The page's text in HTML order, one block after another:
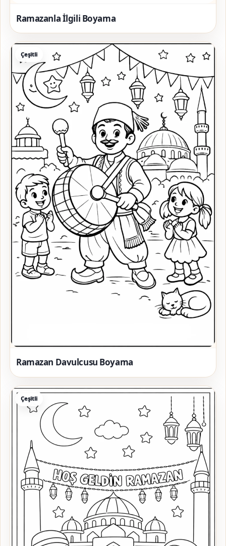
Ramazanla İlgili Boyama
Çeşitli
Ramazan Davulcusu Boyama
Çeşitli